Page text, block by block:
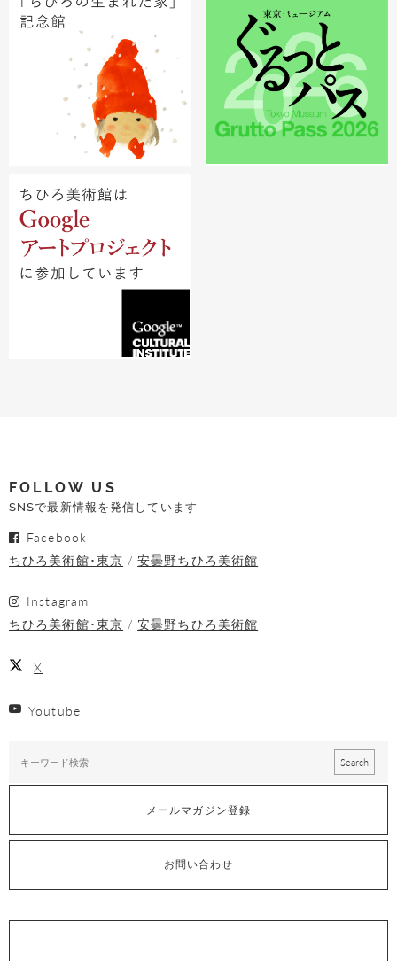
FOLLOW US
SNSで最新情報を発信しています
Facebook
ちひろ美術館･東京
安曇野ちひろ美術館
Instagram
ちひろ美術館･東京
安曇野ちひろ美術館
X
Youtube
メールマガジン登録
お問い合わせ